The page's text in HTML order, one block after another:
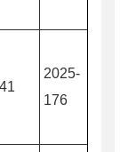
2025-
176